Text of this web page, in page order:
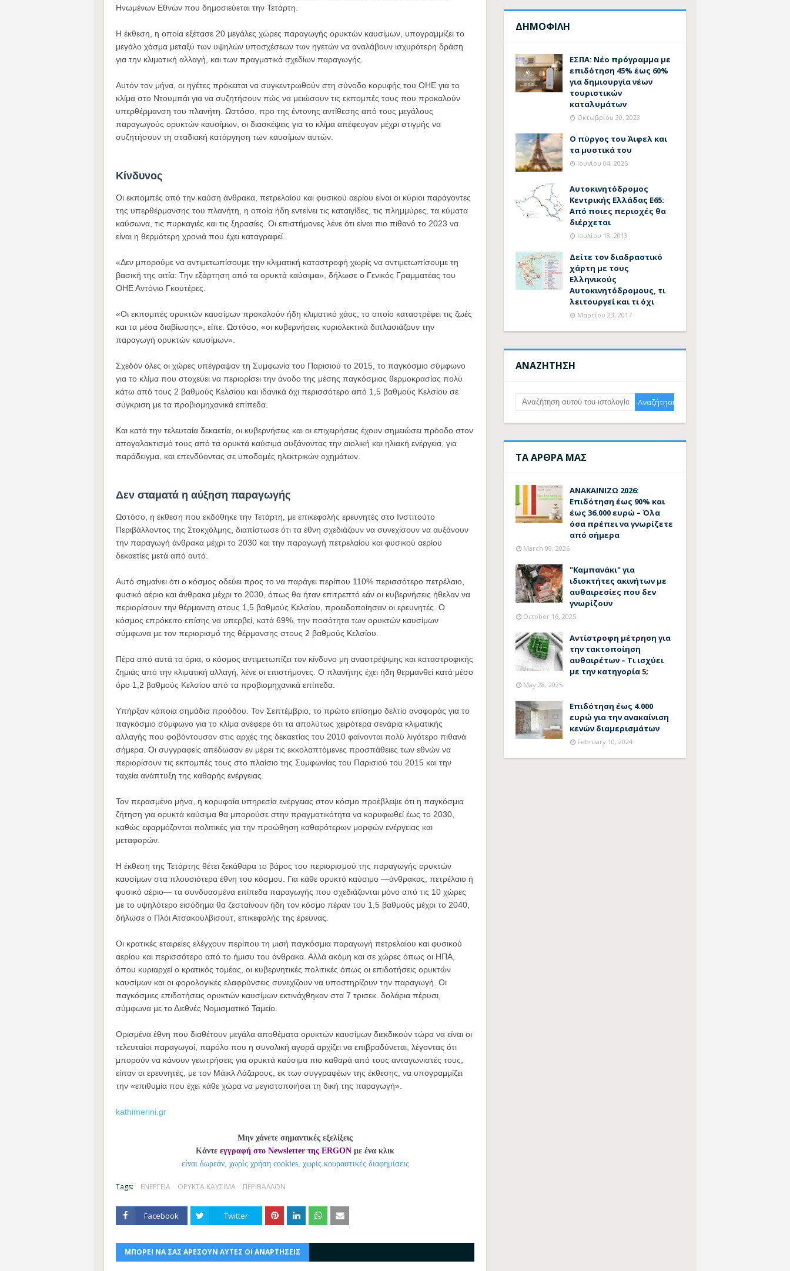
Ηνωμένων Εθνών που δημοσιεύεται την Τετάρτη.
Η έκθεση, η οποία εξέτασε 20 μεγάλες χώρες παραγωγής ορυκτών καυσίμων, υπογραμμίζει το
μεγάλο χάσμα μεταξύ των υψηλών υποσχέσεων των ηγετών να αναλάβουν ισχυρότερη δράση
για την κλιματική αλλαγή, και των πραγματικά σχεδίων παραγωγής.
Αυτόν τον μήνα, οι ηγέτες πρόκειται να συγκεντρωθούν στη σύνοδο κορυφής του ΟΗΕ για το
κλίμα στο Ντουμπάι για να συζητήσουν πώς να μειώσουν τις εκπομπές τους που προκαλούν
υπερθέρμανση του πλανήτη. Ωστόσο, προ της έντονης αντίθεσης από τους μεγάλους
παραγωγούς ορυκτών καυσίμων, οι διασκέψεις για το κλίμα απέφευγαν μέχρι στιγμής να
συζητήσουν τη σταδιακή κατάργηση των καυσίμων αυτών.
Κίνδυνος
Οι εκπομπές από την καύση άνθρακα, πετρελαίου και φυσικού αερίου είναι οι κύριοι παράγοντες
της υπερθέρμανσης του πλανήτη, η οποία ήδη εντείνει τις καταιγίδες, τις πλημμύρες, τα κύματα
καύσωνα, τις πυρκαγιές και τις ξηρασίες. Οι επιστήμονες λένε ότι είναι πιο πιθανό το 2023 να
είναι η θερμότερη χρονιά που έχει καταγραφεί.
«Δεν μπορούμε να αντιμετωπίσουμε την κλιματική καταστροφή χωρίς να αντιμετωπίσουμε τη
βασική της αιτία: Την εξάρτηση από τα ορυκτά καύσιμα», δήλωσε ο Γενικός Γραμματέας του
ΟΗΕ Αντόνιο Γκουτέρες.
«Οι εκπομπές ορυκτών καυσίμων προκαλούν ήδη κλιματικό χάος, το οποίο καταστρέφει τις ζωές
και τα μέσα διαβίωσης», είπε. Ωστόσο, «οι κυβερνήσεις κυριολεκτικά διπλασιάζουν την
παραγωγή ορυκτών καυσίμων».
Σχεδόν όλες οι χώρες υπέγραψαν τη Συμφωνία του Παρισιού το 2015, το παγκόσμιο σύμφωνο
για το κλίμα που στοχεύει να περιορίσει την άνοδο της μέσης παγκόσμιας θερμοκρασίας πολύ
κάτω από τους 2 βαθμούς Κελσίου και ιδανικά όχι περισσότερο από 1,5 βαθμούς Κελσίου σε
σύγκριση με τα προβιομηχανικά επίπεδα.
Και κατά την τελευταία δεκαετία, οι κυβερνήσεις και οι επιχειρήσεις έχουν σημειώσει πρόοδο στον
απογαλακτισμό τους από τα ορυκτά καύσιμα αυξάνοντας την αιολική και ηλιακή ενέργεια, για
παράδειγμα, και επενδύοντας σε υποδομές ηλεκτρικών οχημάτων.
Δεν σταματά η αύξηση παραγωγής
Ωστόσο, η έκθεση που εκδόθηκε την Τετάρτη, με επικεφαλής ερευνητές στο Ινστιτούτο
Περιβάλλοντος της Στοκχόλμης, διαπίστωσε ότι τα έθνη σχεδιάζουν να συνεχίσουν να αυξάνουν
την παραγωγή άνθρακα μέχρι το 2030 και την παραγωγή πετρελαίου και φυσικού αερίου
δεκαετίες μετά από αυτό.
Αυτό σημαίνει ότι ο κόσμος οδεύει προς το να παράγει περίπου 110% περισσότερο πετρέλαιο,
φυσικό αέριο και άνθρακα μέχρι το 2030, όπως θα ήταν επιτρεπτό εάν οι κυβερνήσεις ήθελαν να
περιορίσουν την θέρμανση στους 1,5 βαθμούς Κελσίου, προειδοποίησαν οι ερευνητές. Ο
κόσμος επρόκειτο επίσης να υπερβεί, κατά 69%, την ποσότητα των ορυκτών καυσίμων
σύμφωνα με τον περιορισμό της θέρμανσης στους 2 βαθμούς Κελσίου.
Πέρα από αυτά τα όρια, ο κόσμος αντιμετωπίζει τον κίνδυνο μη αναστρέψιμης και καταστροφικής
ζημιάς από την κλιματική αλλαγή, λένε οι επιστήμονες. Ο πλανήτης έχει ήδη θερμανθεί κατά μέσο
όρο 1,2 βαθμούς Κελσίου από τα προβιομηχανικά επίπεδα.
Υπήρξαν κάποια σημάδια προόδου. Τον Σεπτέμβριο, το πρώτο επίσημο δελτίο αναφοράς για το
παγκόσμιο σύμφωνο για το κλίμα ανέφερε ότι τα απολύτως χειρότερα σενάρια κλιματικής
αλλαγής που φοβόντουσαν στις αρχές της δεκαετίας του 2010 φαίνονται πολύ λιγότερο πιθανά
σήμερα. Οι συγγραφείς απέδωσαν εν μέρει τις εκκολαπτόμενες προσπάθειες των εθνών να
περιορίσουν τις εκπομπές τους στο πλαίσιο της Συμφωνίας του Παρισιού του 2015 και την
ταχεία ανάπτυξη της καθαρής ενέργειας.
Τον περασμένο μήνα, η κορυφαία υπηρεσία ενέργειας στον κόσμο προέβλεψε ότι η παγκόσμια
ζήτηση για ορυκτά καύσιμα θα μπορούσε στην πραγματικότητα να κορυφωθεί έως το 2030,
καθώς εφαρμόζονται πολιτικές για την προώθηση καθαρότερων μορφών ενέργειας και
μεταφορών.
Η έκθεση της Τετάρτης θέτει ξεκάθαρα το βάρος του περιορισμού της παραγωγής ορυκτών
καυσίμων στα πλουσιότερα έθνη του κόσμου. Για κάθε ορυκτό καύσιμο —άνθρακας, πετρέλαιο ή
φυσικό αέριο— τα συνδυασμένα επίπεδα παραγωγής που σχεδιάζονται μόνο από τις 10 χώρες
με το υψηλότερο εισόδημα θα ζεσταίνουν ήδη τον κόσμο πέραν του 1,5 βαθμούς μέχρι το 2040,
δήλωσε ο Πλόι Ατσακούλβισουτ, επικεφαλής της έρευνας.
Οι κρατικές εταιρείες ελέγχουν περίπου τη μισή παγκόσμια παραγωγή πετρελαίου και φυσικού
αερίου και περισσότερο από το ήμισυ του άνθρακα. Αλλά ακόμη και σε χώρες όπως οι ΗΠΑ,
όπου κυριαρχεί ο κρατικός τομέας, οι κυβερνητικές πολιτικές όπως οι επιδοτήσεις ορυκτών
καυσίμων και οι φορολογικές ελαφρύνσεις συνεχίζουν να υποστηρίζουν την παραγωγή. Οι
παγκόσμιες επιδοτήσεις ορυκτών καυσίμων εκτινάχθηκαν στα 7 τρισεκ. δολάρια πέρυσι,
σύμφωνα με το Διεθνές Νομισματικό Ταμείο.
Ορισμένα έθνη που διαθέτουν μεγάλα αποθέματα ορυκτών καυσίμων διεκδικούν τώρα να είναι οι
τελευταίοι παραγωγοί, παρόλο που η συνολική αγορά αρχίζει να επιβραδύνεται, λέγοντας ότι
μπορούν να κάνουν γεωτρήσεις για ορυκτά καύσιμα πιο καθαρά από τους ανταγωνιστές τους,
είπαν οι ερευνητές, με τον Μάικλ Λάζαρους, εκ των συγγραφέων της έκθεσης, να υπογραμμίζει
την «επιθυμία που έχει κάθε χώρα να μεγιστοποιήσει τη δική της παραγωγή».
kathimerini.gr
Μην χάνετε σημαντικές εξελίξεις
Κάντε εγγραφή στο Newsletter της ERGON με ένα κλικ
είναι δωρεάν, χωρίς χρήση cookies, χωρίς κουραστικές διαφημίσεις
Tags: ΕΝΕΡΓΕΙΑ ΟΡΥΚΤΑ ΚΑΥΣΙΜΑ ΠΕΡΙΒΑΛΛΟΝ
Facebook Twitter
ΜΠΟΡΕΙ ΝΑ ΣΑΣ ΑΡΕΣΟΥΝ ΑΥΤΕΣ ΟΙ ΑΝΑΡΤΗΣΕΙΣ
ΔΗΜΟΦΙΛΗ
ΕΣΠΑ: Νέο πρόγραμμα με
επιδότηση 45% έως 60%
για δημιουργία νέων
τουριστικών
καταλυμάτων
Οκτωβρίου 30, 2023
Ο πύργος του Άιφελ και
τα μυστικά του
Ιουνίου 04, 2025
Αυτοκινητόδρομος
Κεντρικής Ελλάδας Ε65:
Από ποιες περιοχές θα
διέρχεται
Ιουλίου 18, 2013
Δείτε τον διαδραστικό
χάρτη με τους
Ελληνικούς
Αυτοκινητόδρομους, τι
λειτουργεί και τι όχι
Μαρτίου 23, 2017
ΑΝΑΖΗΤΗΣΗ
ΤΑ ΑΡΘΡΑ ΜΑΣ
ΑΝΑΚΑΙΝΙΖΩ 2026:
Επιδότηση έως 90% και
έως 36.000 ευρώ – Όλα
όσα πρέπει να γνωρίζετε
από σήμερα
March 09, 2026
"Καμπανάκι" για
ιδιοκτήτες ακινήτων με
αυθαιρεσίες που δεν
γνωρίζουν
October 16, 2025
Αντίστροφη μέτρηση για
την τακτοποίηση
αυθαιρέτων – Τι ισχύει
με την κατηγορία 5;
May 28, 2025
Επιδότηση έως 4.000
ευρώ για την ανακαίνιση
κενών διαμερισμάτων
February 10, 2024